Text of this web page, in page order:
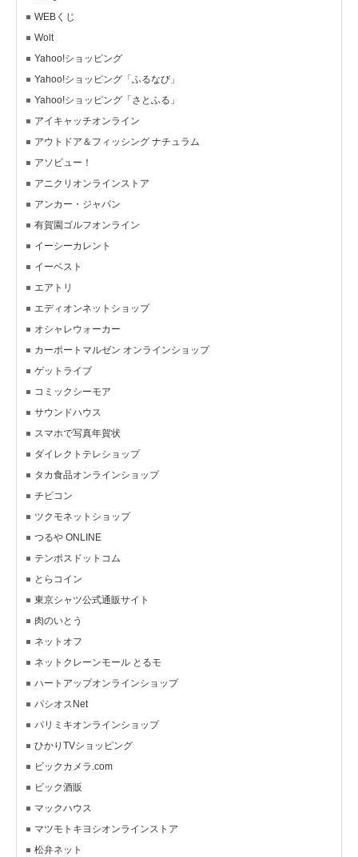
WEBくじ
Wolt
Yahoo!ショッピング
Yahoo!ショッピング「ふるなび」
Yahoo!ショッピング「さとふる」
アイキャッチオンライン
アウトドア＆フィッシング ナチュラム
アソビュー！
アニクリオンラインストア
アンカー・ジャパン
有賀園ゴルフオンライン
イーシーカレント
イーベスト
エアトリ
エディオンネットショップ
オシャレウォーカー
カーポートマルゼン オンラインショップ
ゲットライブ
コミックシーモア
サウンドハウス
スマホで写真年賀状
ダイレクトテレショップ
タカ食品オンラインショップ
チビコン
ツクモネットショップ
つるや ONLINE
テンポスドットコム
とらコイン
東京シャツ公式通販サイト
肉のいとう
ネットオフ
ネットクレーンモール とるモ
ハートアップオンラインショップ
パシオスNet
パリミキオンラインショップ
ひかりTVショッピング
ビックカメラ.com
ビック酒販
マックハウス
マツモトキヨシオンラインストア
松弁ネット